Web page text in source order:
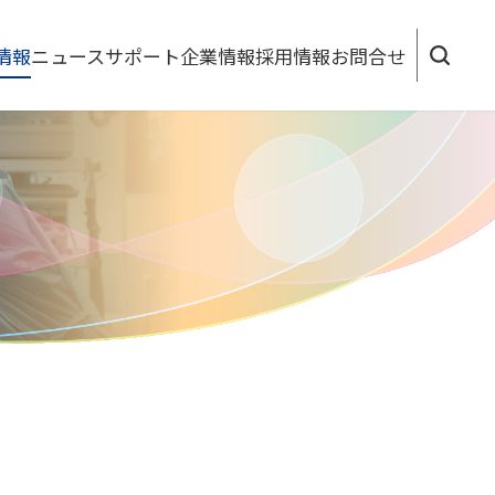
報ニュースサポート企業情報採用情報お問合せ